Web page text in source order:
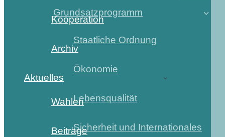
Grundsatzprogramm
Staatliche Ordnung
Ökonomie
Lebensqualität
Sicherheit und Internationales
Kooperation
Archiv
Aktuelles
Wahlen
Beiträge